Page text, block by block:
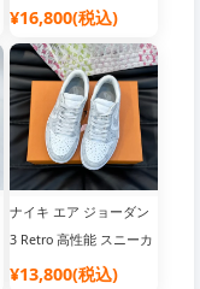
ー メンズ用 人気商品 ス
引セール中 愛好者必見
¥16,800(税込)
ナイキ エア ジョーダン
3 Retro 高性能 スニーカ
ー メンズ用 人気商品 ス
¥13,800(税込)